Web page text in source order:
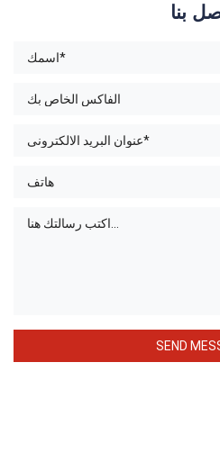
بنا